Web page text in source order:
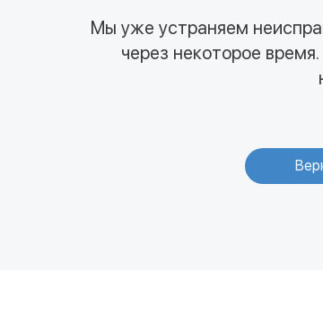
Мы уже устраняем
через некоторое